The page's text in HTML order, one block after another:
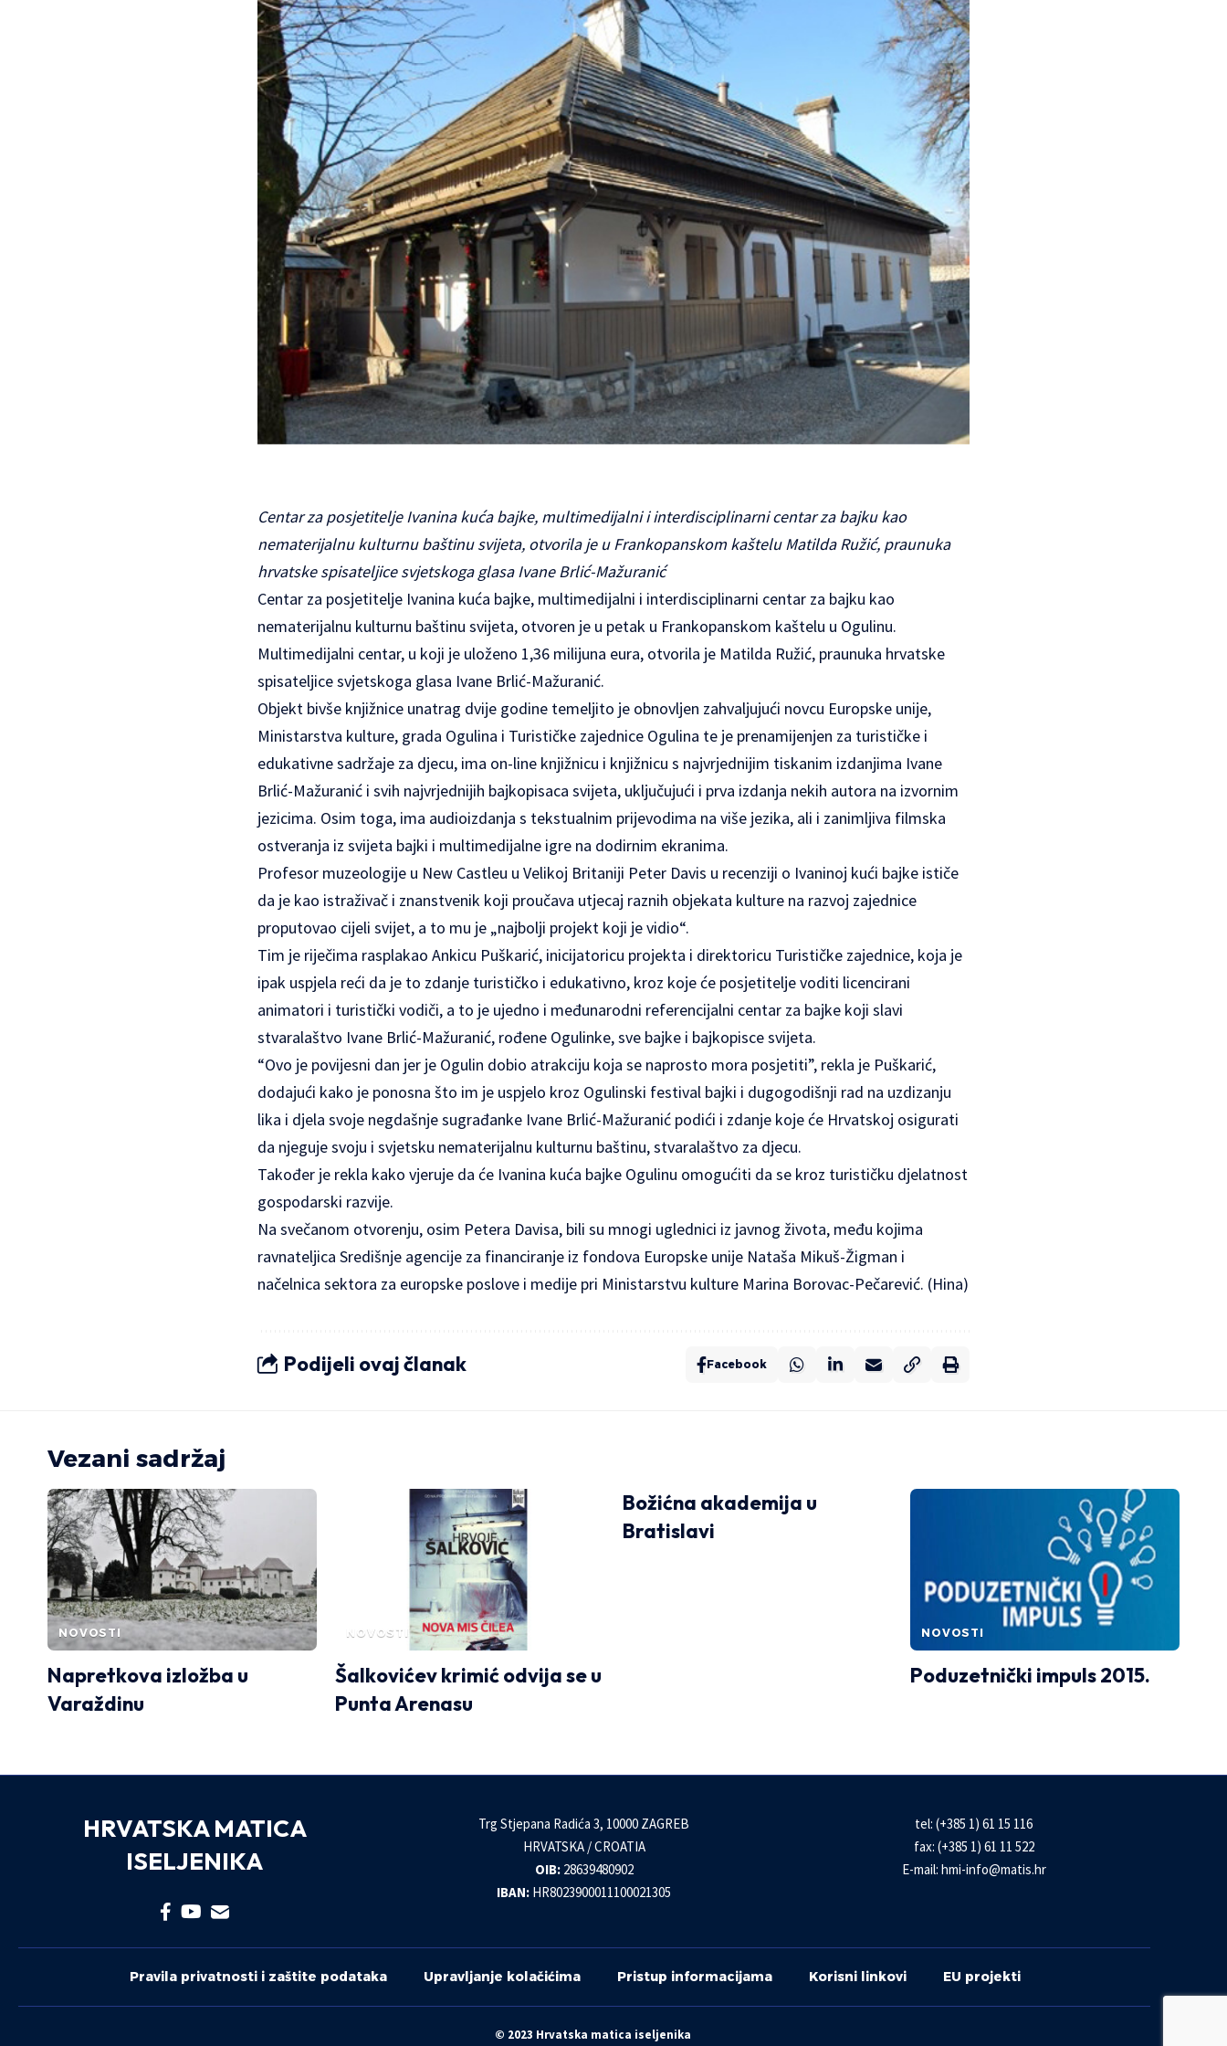
Centar za posjetitelje Ivanina kuća bajke, multimedijalni i interdisciplinarni centar za bajku kao
nematerijalnu kulturnu baštinu svijeta, otvorila je u Frankopanskom kaštelu Matilda Ružić, praunuka
hrvatske spisateljice svjetskoga glasa Ivane Brlić-Mažuranić
Centar za posjetitelje Ivanina kuća bajke, multimedijalni i interdisciplinarni centar za bajku kao
nematerijalnu kulturnu baštinu svijeta, otvoren je u petak u Frankopanskom kaštelu u Ogulinu.
Multimedijalni centar, u koji je uloženo 1,36 milijuna eura, otvorila je Matilda Ružić, praunuka hrvatske
spisateljice svjetskoga glasa Ivane Brlić-Mažuranić.
Objekt bivše knjižnice unatrag dvije godine temeljito je obnovljen zahvaljujući novcu Europske unije,
Ministarstva kulture, grada Ogulina i Turističke zajednice Ogulina te je prenamijenjen za turističke i
edukativne sadržaje za djecu, ima on-line knjižnicu i knjižnicu s najvrjednijim tiskanim izdanjima Ivane
Brlić-Mažuranić i svih najvrjednijih bajkopisaca svijeta, uključujući i prva izdanja nekih autora na izvornim
jezicima. Osim toga, ima audioizdanja s tekstualnim prijevodima na više jezika, ali i zanimljiva filmska
ostveranja iz svijeta bajki i multimedijalne igre na dodirnim ekranima.
Profesor muzeologije u New Castleu u Velikoj Britaniji Peter Davis u recenziji o Ivaninoj kući bajke ističe
da je kao istraživač i znanstvenik koji proučava utjecaj raznih objekata kulture na razvoj zajednice
proputovao cijeli svijet, a to mu je „najbolji projekt koji je vidio“.
Tim je riječima rasplakao Ankicu Puškarić, inicijatoricu projekta i direktoricu Turističke zajednice, koja je
ipak uspjela reći da je to zdanje turističko i edukativno, kroz koje će posjetitelje voditi licencirani
animatori i turistički vodiči, a to je ujedno i međunarodni referencijalni centar za bajke koji slavi
stvaralaštvo Ivane Brlić-Mažuranić, rođene Ogulinke, sve bajke i bajkopisce svijeta.
“Ovo je povijesni dan jer je Ogulin dobio atrakciju koja se naprosto mora posjetiti”, rekla je Puškarić,
dodajući kako je ponosna što im je uspjelo kroz Ogulinski festival bajki i dugogodišnji rad na uzdizanju
lika i djela svoje negdašnje sugrađanke Ivane Brlić-Mažuranić podići i zdanje koje će Hrvatskoj osigurati
da njeguje svoju i svjetsku nematerijalnu kulturnu baštinu, stvaralaštvo za djecu.
Također je rekla kako vjeruje da će Ivanina kuća bajke Ogulinu omogućiti da se kroz turističku djelatnost
gospodarski razvije.
Na svečanom otvorenju, osim Petera Davisa, bili su mnogi uglednici iz javnog života, među kojima
ravnateljica Središnje agencije za financiranje iz fondova Europske unije Nataša Mikuš-Žigman i
načelnica sektora za europske poslove i medije pri Ministarstvu kulture Marina Borovac-Pečarević. (Hina)
Podijeli ovaj članak Facebook
Vezani sadržaj
NOVOSTI
Napretkova izložba u
Varaždinu
NOVOSTI
Šalkovićev krimić odvija se u
Punta Arenasu
Božićna akademija u
Bratislavi
NOVOSTI
Poduzetnički impuls 2015.
HRVATSKA MATICA
ISELJENIKA
Trg Stjepana Radića 3, 10000 ZAGREB
HRVATSKA / CROATIA
OIB:28639480902
IBAN: HR8023900011100021305
tel: (+385 1) 61 15 116
fax: (+385 1) 61 11 522
E-mail: hmi-info@matis.hr
Pravila privatnosti i zaštite podataka Upravljanje kolačićima Pristup informacijama Korisni linkovi EU projekti
© 2023 Hrvatska matica iseljenika